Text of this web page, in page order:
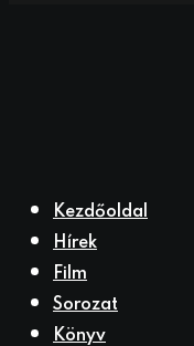
Kezdőoldal
Hírek
Film
Sorozat
Könyv